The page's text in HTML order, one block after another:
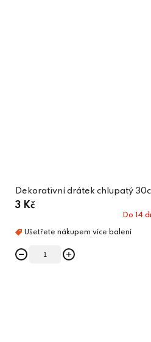
Dekorativní drátek chlupatý
3 Kč
Do 14